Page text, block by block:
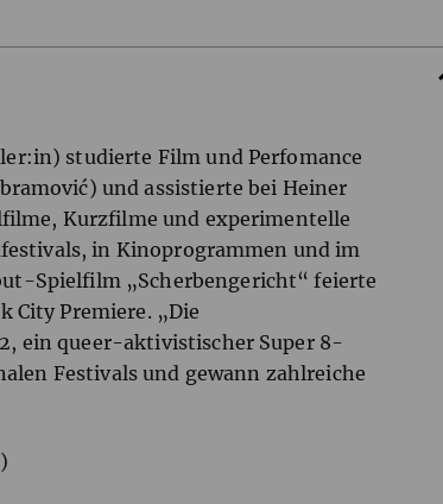
studierte Film und Perfomance
und assistierte bei Heiner
Kurzfilme und experimentelle
in Kinoprogrammen und im
Spielfilm „Scherbengericht“ feierte
City Premiere. „Die
ein queer-aktivistischer Super 8-
Festivals und gewann zahlreiche